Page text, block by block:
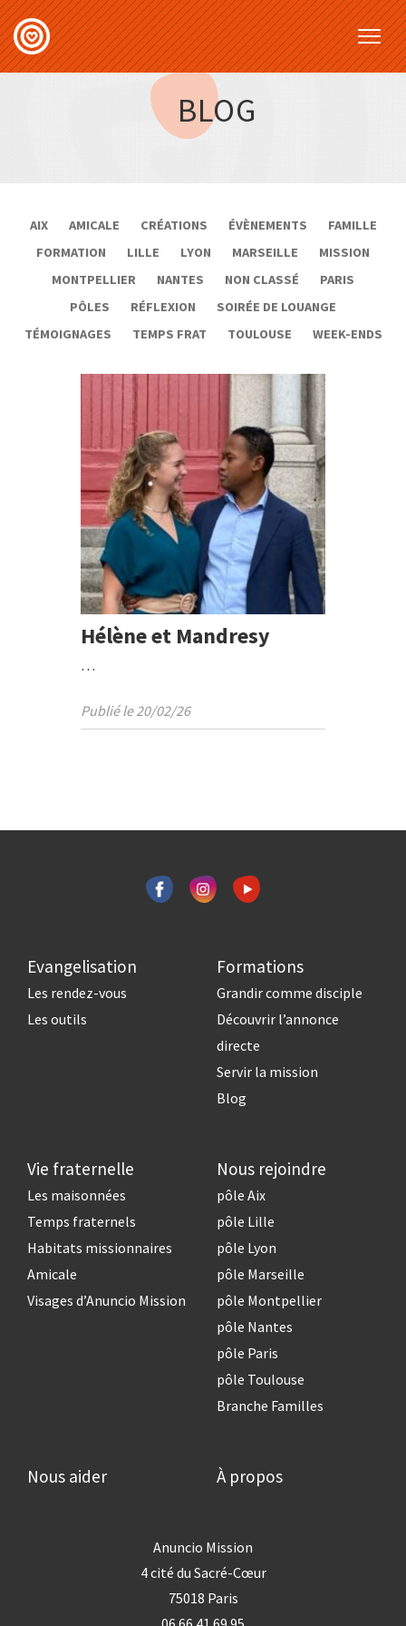
BLOG
AIX AMICALE CRÉATIONS ÉVÈNEMENTS
FAMILLE
FORMATION
LILLE LYON MARSEILLE
MISSION
MONTPELLIER
NANTES NON CLASSÉ
PARIS
PÔLES
RÉFLEXION
SOIRÉE DE LOUANGE
TÉMOIGNAGES
TEMPS FRAT TOULOUSE WEEK-ENDS
Hélène et Mandresy
…
Publié le 20/02/26
Evangelisation
Les rendez-vous
Les outils
Formations
Grandir comme disciple
Découvrir l’annonce
directe
Servir la mission
Blog
Vie fraternelle
Les maisonnées
Temps fraternels
Habitats missionnaires
Amicale
Visages d’Anuncio Mission
Nous rejoindre
pôle Aix
pôle Lille
pôle Lyon
pôle Marseille
pôle Montpellier
pôle Nantes
pôle Paris
pôle Toulouse
Branche Familles
Nous aider À propos
Anuncio Mission
4 cité du Sacré-Cœur
75018 Paris